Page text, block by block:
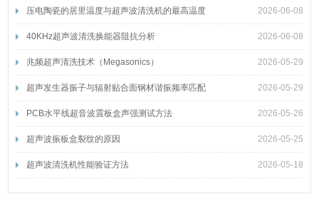
2026-06-08
压电陶瓷的居里温度与超声波清洗机的最高温度
2026-06-08
40KHz超声波清洗换能器阻抗分析
2026-05-29
兆频超声清洗技术（Megasonics）
2026-05-29
超声发生器振子与辐射贴合面钢材谐振频率匹配
2026-05-26
PCB水平线超音波震板盒声强测试方法
2026-05-25
超声波振板盒裂纹的原因
2026-05-18
超声波清洗机性能验证方法